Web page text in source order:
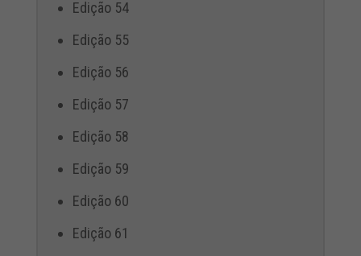
Edição 54
Edição 55
Edição 56
Edição 57
Edição 58
Edição 59
Edição 60
Edição 61